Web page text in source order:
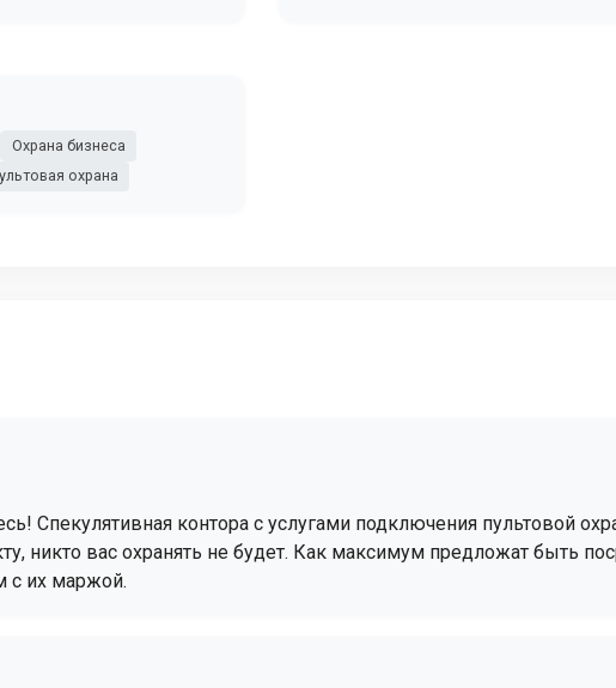
Охрана бизнеса
охрана
Спекулятивная контора с услугами подключения пультовой
никто вас охранять не будет. Как максимум предложат быть
с их маржой.